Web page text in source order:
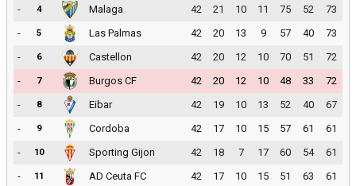
-
4 Malaga 42 21 10 11 75 52
73
-
5 Las Palmas 42 20 13 9 57 40
73
-
6 Castellon 42 20 12 10 70 51
72
-
7 Burgos CF 42 20 12 10 48 33
72
-
8 Eibar 42 19 10 13 52 40
67
-
9 Cordoba 42 17 10 15 57 61
61
-
10 Sporting Gijon 42 18 7 17 60 54
61
-
11 AD Ceuta FC 42 17 10 15 51 63
61